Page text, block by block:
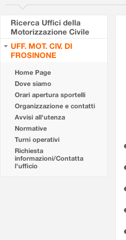
Ricerca Uffici della
Motorizzazione Civile
UFF. MOT. CIV. DI
FROSINONE
Home Page
Dove siamo
Orari apertura sportelli
Organizzazione e contatti
Avvisi all'utenza
Normative
Turni operativi
Richiesta
informazioni/Contatta
l'ufficio